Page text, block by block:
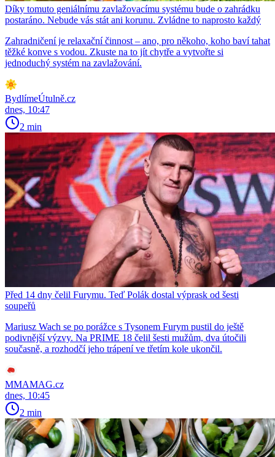
Díky tomuto geniálnímu zavlažovacímu systému bude o zahrádku
postaráno. Nebude vás stát ani korunu. Zvládne to naprosto každý
Zahradničení je relaxační činnost – ano, pro někoho, koho baví tahat
těžké konve s vodou. Zkuste na to jít chytře a vytvořte si
jednoduchý systém na zavlažování.
BydlímeÚtulně.cz
dnes, 10:47
2 min
Před 14 dny čelil Furymu. Teď Polák dostal výprask od šesti
soupeřů
Mariusz Wach se po porážce s Tysonem Furym pustil do ještě
podivnější výzvy. Na PRIME 18 čelil šesti mužům, dva útočili
současně, a rozhodčí jeho trápení ve třetím kole ukončil.
MMAMAG.cz
dnes, 10:45
2 min